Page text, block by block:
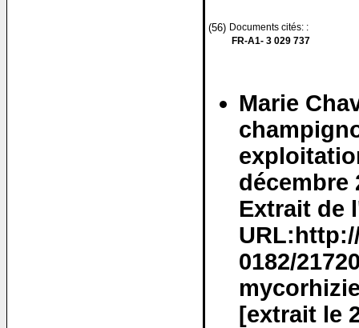
(56) Documents cités: :
FR-A1- 3 029 737
Marie
décembre
Extrait de
0182/
[extrait le